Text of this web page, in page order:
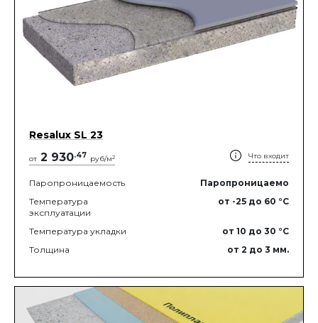
Resalux SL 23
от 2 930.47 руб/м2 Что входит
Паропроницаемость
Паропроницаемо
Температура
эксплуатации
от -25 до 60 °C
Температура укладки от 10 до 30 °C
Толщина
от 2 до 3 мм.